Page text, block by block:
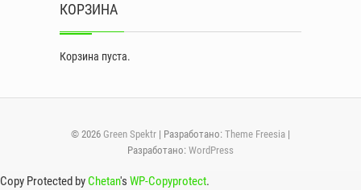
КОРЗИНА
Корзина пуста.
© 2026 Green Spektr | Разработано: Theme Freesia |
Разработано: WordPress
Copy Protected byChetan's WP-Copyprotect.